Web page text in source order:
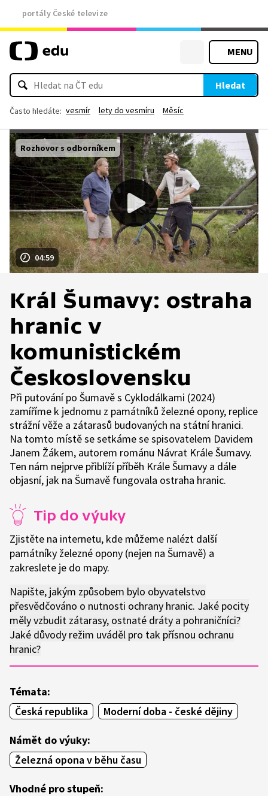
portály České televize
MENU
Hledat
Často hledáte: vesmír lety do vesmíru Měsíc
04:59
Rozhovor s odborníkem
Král Šumavy: ostraha
hranic v
komunistickém
Československu
Při putování po Šumavě s Cyklodálkami (2024)
zamíříme k jednomu z památníků železné opony, replice
strážní věže a zátarasů budovaných na státní hranici.
Na tomto místě se setkáme se spisovatelem Davidem
Janem Žákem, autorem románu Návrat Krále Šumavy.
Ten nám nejprve přiblíží příběh Krále Šumavy a dále
objasní, jak na Šumavě fungovala ostraha hranic.
Tip do výuky
Zjistěte na internetu, kde můžeme nalézt další
památníky železné opony (nejen na Šumavě) a
zakreslete je do mapy.
Napište, jakým způsobem bylo obyvatelstvo
přesvědčováno o nutnosti ochrany hranic. Jaké pocity
měly vzbudit zátarasy, ostnaté dráty a pohraničníci?
Jaké důvody režim uváděl pro tak přísnou ochranu
hranic?
Témata:
Česká republika
Moderní doba - české dějiny
Námět do výuky:
Železná opona v běhu času
Vhodné pro stupeň: